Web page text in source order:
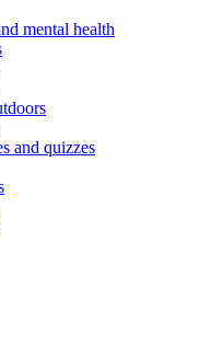
mental health
and quizzes